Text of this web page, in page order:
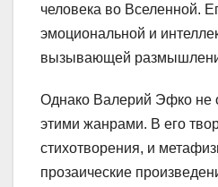
человека во Вселенной.
эмоциональной и
вызывающей
Однако Валерий Эфко не
этими жанрами. В его
стихотворения, и
прозаические